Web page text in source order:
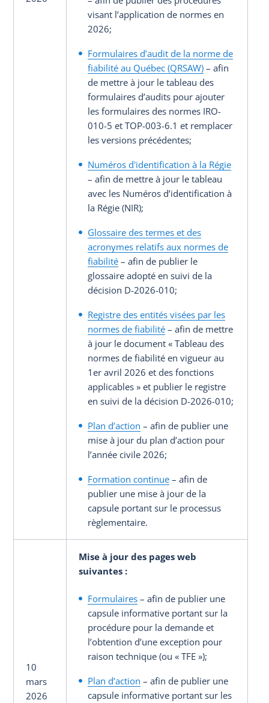
visant l’application de normes en
2026;
Formulaires d’audit de la norme de
fiabilité au Québec (QRSAW) – afin
de mettre à jour le tableau des
formulaires d’audits pour ajouter
les formulaires des normes IRO-
010-5 et TOP-003-6.1 et remplacer
les versions précédentes;
Numéros d'identification à la Régie
– afin de mettre à jour le tableau
avec les Numéros d’identification à
la Régie (NIR);
Glossaire des termes et des
acronymes relatifs aux normes de
fiabilité – afin de publier le
glossaire adopté en suivi de la
décision D-2026-010;
Registre des entités visées par les
normes de fiabilité – afin de mettre
à jour le document « Tableau des
normes de fiabilité en vigueur au
1er avril 2026 et des fonctions
applicables » et publier le registre
en suivi de la décision D-2026-010;
Plan d’action – afin de publier une
mise à jour du plan d’action pour
l’année civile 2026;
Formation continue – afin de
publier une mise à jour de la
capsule portant sur le processus
règlementaire.
10
mars
2026
Mise à jour des pages web
suivantes :
Formulaires – afin de publier une
capsule informative portant sur la
procédure pour la demande et
l’obtention d’une exception pour
raison technique (ou « TFE »);
Plan d’action – afin de publier une
capsule informative portant sur les